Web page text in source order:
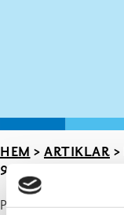
HEM > ARTIKLAR >
9.1.2023
Publicerad : 11.11.2022